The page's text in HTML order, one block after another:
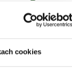
cookies